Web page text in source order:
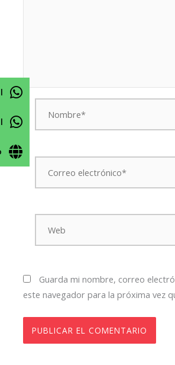
Nombre*
Correo
electrónico*
Web
Guarda mi nombre, correo
este navegador para la próxima vez